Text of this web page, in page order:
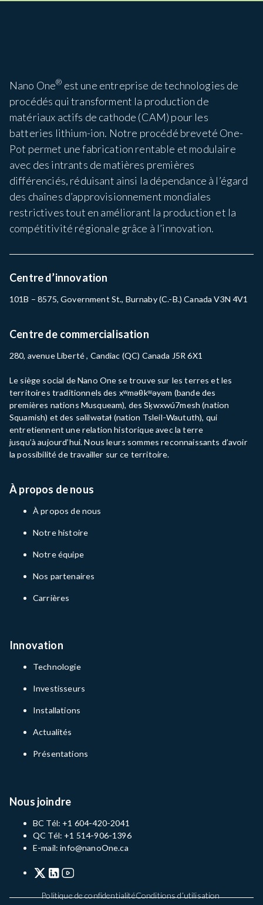
Nano One® est une entreprise de technologies de
procédés qui transforment la production de
matériaux actifs de cathode (CAM) pour les
batteries lithium-ion. Notre procédé breveté One-
Pot permet une fabrication rentable et modulaire
avec des intrants de matières premières
différenciés, réduisant ainsi la dépendance à l’égard
des chaînes d’approvisionnement mondiales
restrictives tout en améliorant la production et la
compétitivité régionale grâce à l’innovation.
Centre d’innovation
101B – 8575, Government St., Burnaby (C.-B.) Canada V3N 4V1
Centre de commercialisation
280, avenue Liberté , Candiac (QC) Canada J5R 6X1
Le siège social de Nano One se trouve sur les terres et les
territoires traditionnels des xʷməθkʷəyəm (bandedes
premières nations Musqueam), des Sḵwxwú7mesh (nation
Squamish) et des səlilwətaɬ (nation Tsleil-Waututh), qui
entretiennent une relation historique avec la terre
jusqu’à aujourd’hui. Nous leurs sommes reconnaissants d’avoir
la possibilité de travailler sur ce territoire.
À propos de nous
À propos de nous
Notre histoire
Notre équipe
Nos partenaires
Carrières
Innovation
Technologie
Investisseurs
Installations
Actualités
Présentations
Nous joindre
BC Tél: +1 604-420-2041
QC Tél: +1 514-906-1396
E-mail: info@nanoOne.ca
Politique de confidentialitéConditions d’utilisation